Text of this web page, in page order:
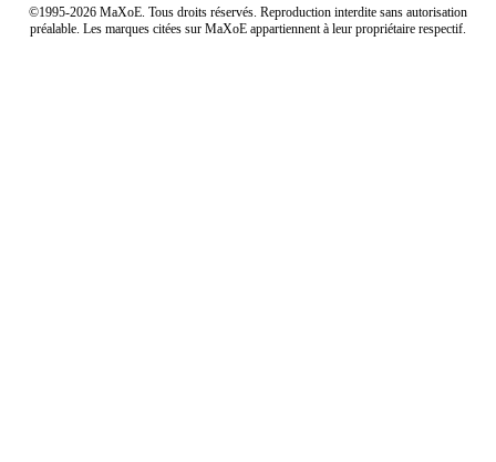
©1995-2026 MaXoE. Tous droits réservés. Reproduction interdite sans autorisation
préalable. Les marques citées sur MaXoE appartiennent à leur propriétaire respectif.